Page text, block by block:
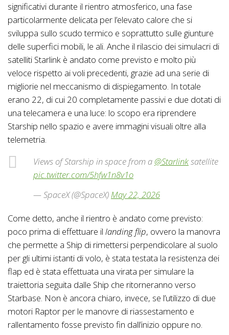
significativi durante il rientro atmosferico, una fase
particolarmente delicata per l’elevato calore che si
sviluppa sullo scudo termico e soprattutto sulle giunture
delle superfici mobili, le ali. Anche il rilascio dei simulacri di
satelliti Starlink è andato come previsto e molto più
veloce rispetto ai voli precedenti, grazie ad una serie di
migliorie nel meccanismo di dispiegamento. In totale
erano 22, di cui 20 completamente passivi e due dotati di
una telecamera e una luce: lo scopo era riprendere
Starship nello spazio e avere immagini visuali oltre alla
telemetria.
Views of Starship in space from a @Starlinksatellite
pic.twitter.com/5hfw1n8v1o
— SpaceX (@SpaceX)May 22, 2026
Come detto, anche il rientro è andato come previsto:
poco prima di effettuare il landing flip, ovvero la manovra
che permette a Ship di rimettersi perpendicolare al suolo
per gli ultimi istanti di volo, è stata testata la resistenza dei
flap ed è stata effettuata una virata per simulare la
traiettoria seguita dalle Ship che ritorneranno verso
Starbase. Non è ancora chiaro, invece, se l’utilizzo di due
motori Raptor per le manovre di riassestamento e
rallentamento fosse previsto fin dall’inizio oppure no.